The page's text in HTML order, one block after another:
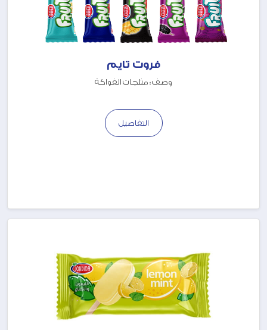
فروت تايم
وصف : مثلجات الفواكة
التفاصيل